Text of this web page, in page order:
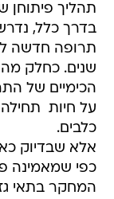
תהליך פיתוחן
בדרך כלל,
תרופה חדשה
שנים. כחלק
הכימיים של
על חיות 
כלבים.
אלא שבדיוק
כפי שמאמינה
המחקר בתאי